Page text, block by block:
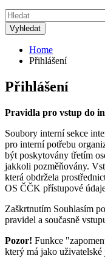
Home
Přihlášení
Přihlášení
Pravidla pro vstup do
Soubory interní sekce
pro interní potřebu
být poskytovány třetím
jakkoli pozměňovány.
která obdržela
OS ČČK přístupové
Zaškrtnutím Souhlasím
pravidel a současně
Pozor! Funkce
který má jako